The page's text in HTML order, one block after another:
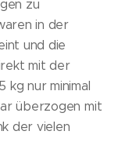
zu
in der
und die
mit der
kg nur minimal
überzogen mit
der vielen